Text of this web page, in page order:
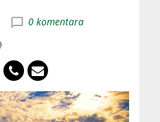
0 komentara